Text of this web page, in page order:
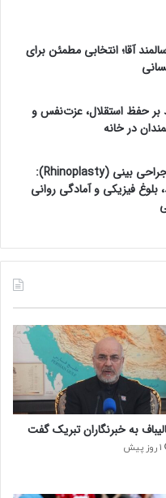
آقا؛ انتخابی مطمئن برای
بر حفظ استقلال، عزت‌نفس و
در خانه
بهترین سن برای جراحی بینی (Rhinoplasty):
بلوغ فیزیکی و آمادگی روانی
به خبرنگاران تبریک گفت
1 روز پیش